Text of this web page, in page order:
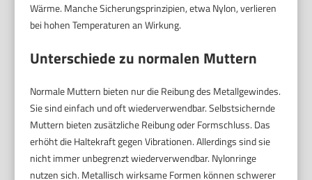
Wärme. Manche Sicherungsprinzipien, etwa Nylon, verlieren
bei hohen Temperaturen an Wirkung.
Unterschiede zu normalen Muttern
Normale Muttern bieten nur die Reibung des Metallgewindes.
Sie sind einfach und oft wiederverwendbar. Selbstsichernde
Muttern bieten zusätzliche Reibung oder Formschluss. Das
erhöht die Haltekraft gegen Vibrationen. Allerdings sind sie
nicht immer unbegrenzt wiederverwendbar. Nylonringe
nutzen sich. Metallisch wirksame Formen können schwerer